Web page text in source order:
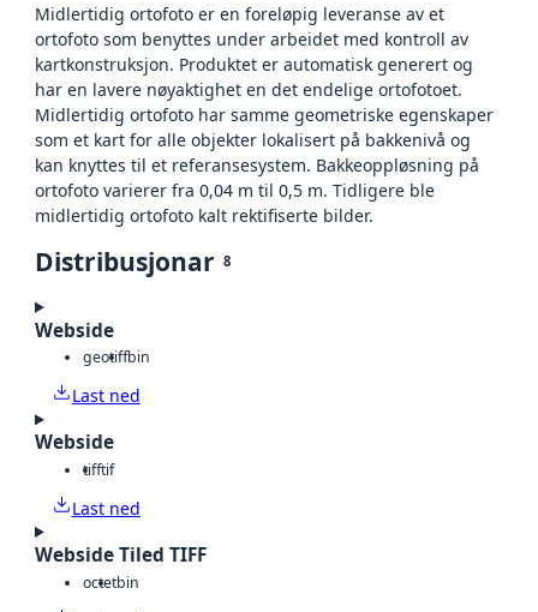
Midlertidig ortofoto er en foreløpig leveranse av et
ortofoto som benyttes under arbeidet med kontroll av
kartkonstruksjon. Produktet er automatisk generert og
har en lavere nøyaktighet en det endelige ortofotoet.
Midlertidig ortofoto har samme geometriske egenskaper
som et kart for alle objekter lokalisert på bakkenivå og
kan knyttes til et referansesystem. Bakkeoppløsning på
ortofoto varierer fra 0,04 m til 0,5 m. Tidligere ble
midlertidig ortofoto kalt rektifiserte bilder.
Distribusjonar 8
Webside
geotiffbin
Last ned
Webside
tifftif
Last ned
Webside Tiled TIFF
octetbin